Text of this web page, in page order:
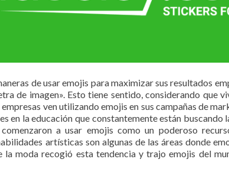
de usar emojis para maximizar sus resultados
de imagen». Esto tiene sentido, considerando que
ven utilizando emojis en sus campañas de
en la educación que constantemente están
a usar emojis como un poderoso
artísticas son algunas de las áreas donde
la moda recogió esta tendencia y trajo emojis del